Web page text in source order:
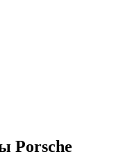
Porsche